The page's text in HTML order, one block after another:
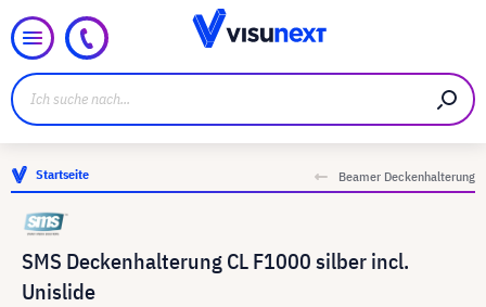
Startseite Beamer Deckenhalterung
SMS Deckenhalterung CL F1000 silber incl.
Unislide